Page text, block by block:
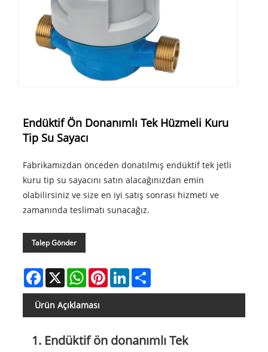
Endüktif Ön Donanımlı Tek Hüzmeli Kuru
Tip Su Sayacı
Fabrikamızdan önceden donatılmış endüktif tek jetli
kuru tip su sayacını satın alacağınızdan emin
olabilirsiniz ve size en iyi satış sonrası hizmeti ve
zamanında teslimatı sunacağız.
Talep Gönder
Facebook
X WhatsAppPinterestLinkedInShare
Ürün Açıklaması
1. Endüktif ön donanımlı Tek